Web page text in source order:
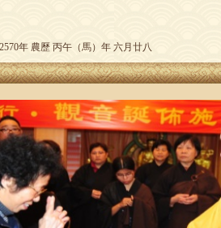
年 農歷 丙午（馬）年 六月廿八